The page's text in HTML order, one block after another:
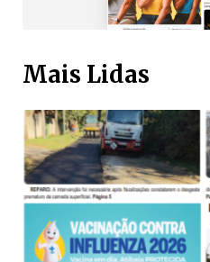
Mais Lidas